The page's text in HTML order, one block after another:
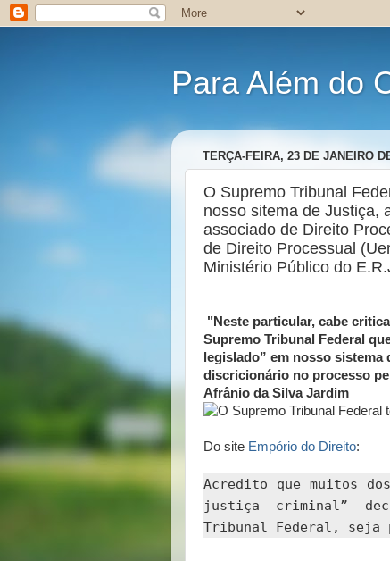
Para Além do
TERÇA-FEIRA, 23 DE JANEIRO
O Supremo Tribunal
nosso sitema de Justiça,
associado de Direito
de Direito Processual
Ministério Público do
"Neste particular, cabe
Supremo Tribunal Federal
legislado” em nosso
discricionário no processo
Afrânio da Silva Jardim
Do site Empório do Direito:
Acredito que muitos
justiça criminal”
Tribunal Federal, seja